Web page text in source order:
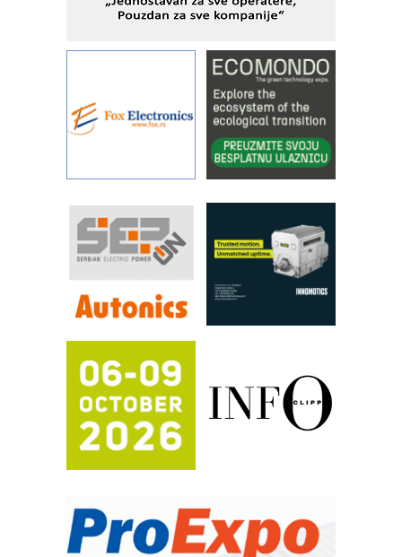
KIP KOP – napredna rešenja za
savremene industrijske i logističke
Alba d.o.o. – 35 godina preciznosti u
metrologiji i pametnim dozirnim
rešenjima
IBeRTIM - oprema za ispitivanje
STAUFF – Komponente koje
sistema
YAMADA pumpe – japanska
pouzdanost u transferu fluida
Filtration Group Industrial – Napredna
rešenja za filtraciju u hidrauličkim i
procesnim sistemima
FANUC: Najbolje za vašu pametnu
automatizaciju
Efikasno upravljanje energijom
Automatizacija pakovanja · Display
(Shelf-Ready) omotnice
Potpuna efikasnost bez složenih
Trajna oznaka kao dugoročna korist
Bezbednost na prvom mestu!